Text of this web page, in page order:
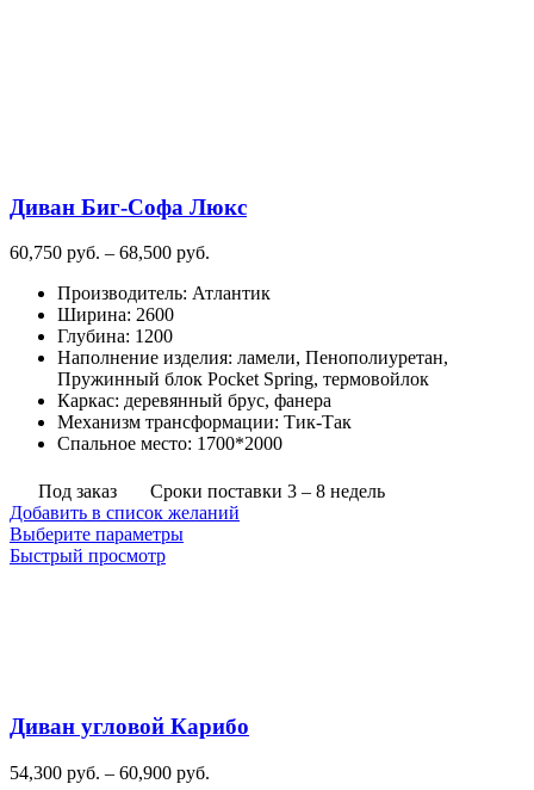
Диван Биг-Софа Люкс
60,750 руб. – 68,500 руб.
60,750
68,500
руб.
Производитель: Атлантик
Ширина: 2600
Глубина: 1200
Наполнение изделия: ламели, Пенополиуретан,
Пружинный блок Pocket Spring, термовойлок
Каркас: деревянный брус, фанера
Механизм трансформации: Тик-Так
Спальное место: 1700*2000
Под заказ
Сроки поставки 3 – 8 недель
Добавить в список желаний
Выберите параметрыЭтот
странице
Быстрый просмотр
Диван угловой Карибо
54,300 руб. – 60,900 руб.